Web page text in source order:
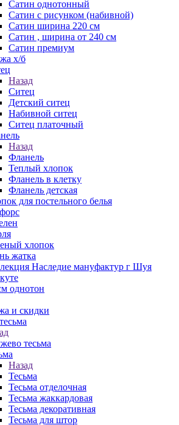
Сатин однотонный
Сатин с рисунком (набивной)
Сатин ширина 220 см
Сатин , ширина от 240 см
Сатин премиум
х/б
Назад
Ситец
Детский ситец
Набивной ситец
Ситец платочный
Назад
Фланель
Теплый хлопок
Фланель в клетку
Фланель детская
для постельного белья
хлопок
жатка
Наследие мануфактур г Шуя
однотон
и скидки
тесьма
Назад
Тесьма
Тесьма отделочная
Тесьма жаккардовая
Тесьма декоративная
Тесьма для штор